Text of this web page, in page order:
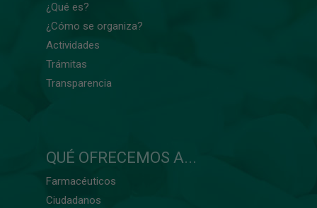
¿Qué es?
¿Cómo se organiza?
Actividades
Trámitas
Transparencia
QUÉ OFRECEMOS A...
Farmacéuticos
Ciudadanos